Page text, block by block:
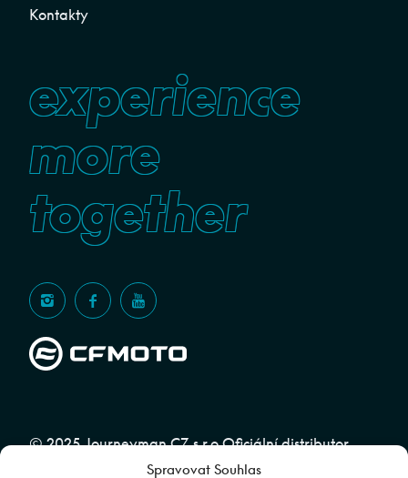
Spravovat Souhlas
Kontakty
experience
more
together
© 2025 Journeyman CZ s.r.o Oficiální distributor
značky CFMOTO pro ČR a SR | Web spravuje